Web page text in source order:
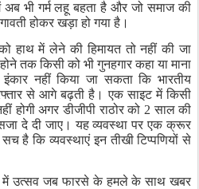
अब भी गर्म लहू बहता है और जो समाज की
होकर खड़ा हो गया है।
हाथ में लेने की हिमायत तो नहीं की जा
होने तक किसी को भी गुनहगार कहा या माना
इंकार नहीं किया जा सकता कि भारतीय
से आगे बढ़ती है। एक साइट में किसी
होगी अगर डीजीपी राठोर को 2साल की
दे दी जाए। यह व्यवस्था पर एक क्रूर
सच है कि व्यवस्थाएं इन तीखी टिप्पणियों से
में उत्सव जब फारसे के हमले के साथ खबर